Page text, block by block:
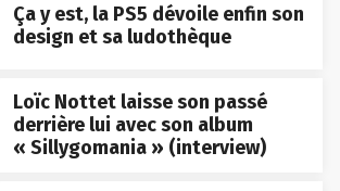
Ça y est, la PS5 dévoile enfin son
design et sa ludothèque
Loïc Nottet laisse son passé
derrière lui avec son album
« Sillygomania » (interview)